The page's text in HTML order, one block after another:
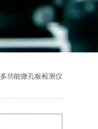
多功能微孔板检测仪